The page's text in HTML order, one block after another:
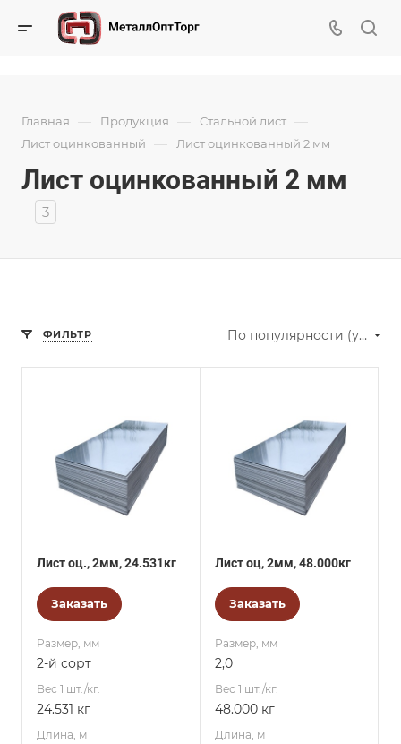
Главная — Продукция — Стальной лист —
Лист оцинкованный — Лист оцинкованный 2 мм
Лист оцинкованный 2 мм
3
ФИЛЬТР По популярности (убывание)
Лист оц., 2мм, 24.531кг
Заказать
Размер, мм
2-й сорт
Вес 1 шт./кг.
24.531 кг
Длина, м
Лист оц, 2мм, 48.000кг
Заказать
Размер, мм
2,0
Вес 1 шт./кг.
48.000 кг
Длина, м